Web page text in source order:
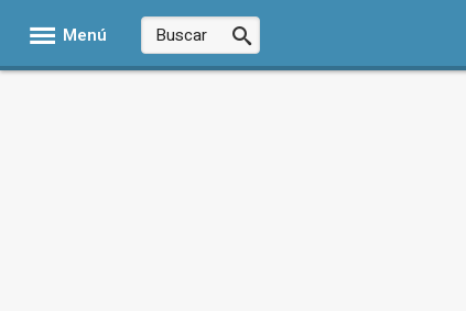
Menú